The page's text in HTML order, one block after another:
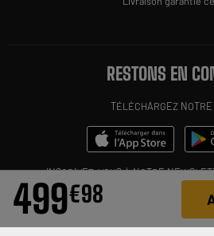
499€98
RESTONS EN
TÉLÉCHARGEZ
INSCRIVEZ-VOUS À NOTRE